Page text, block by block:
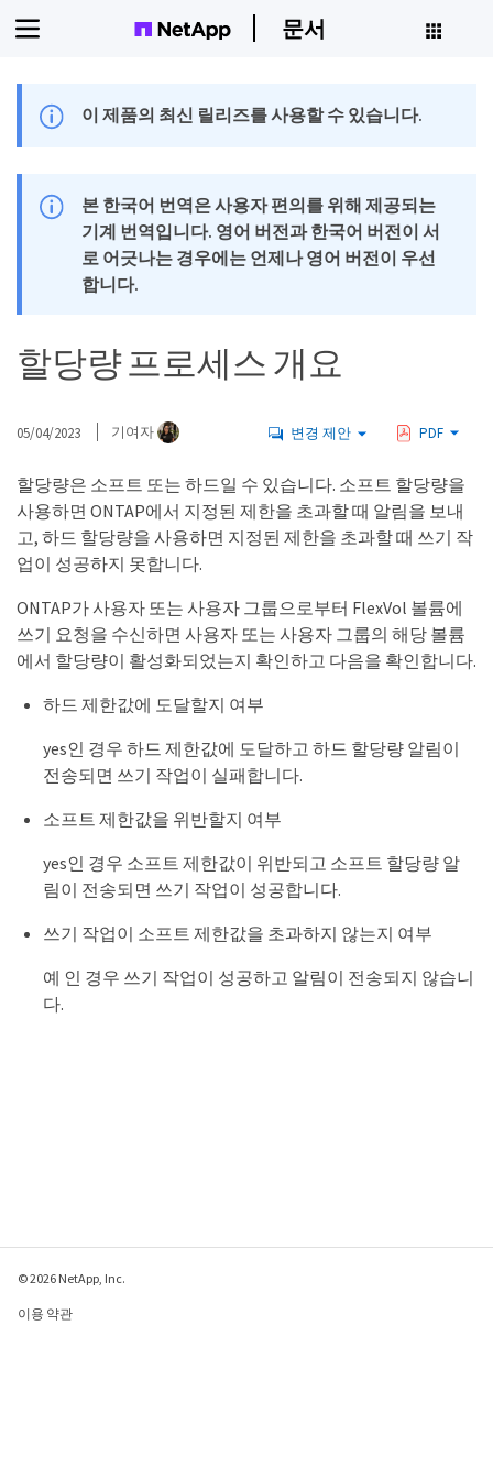
문서
이 제품의 최신 릴리즈를 사용할 수 있습니다.
본 한국어 번역은 사용자 편의를 위해 제공되는
기계 번역입니다. 영어 버전과 한국어 버전이 서
로 어긋나는 경우에는 언제나 영어 버전이 우선
합니다.
할당량 프로세스 개요
05/04/2023 기여자 변경 제안 PDF
할당량은 소프트 또는 하드일 수 있습니다. 소프트 할당량을
사용하면 ONTAP에서 지정된 제한을 초과할 때 알림을 보내
고, 하드 할당량을 사용하면 지정된 제한을 초과할 때 쓰기 작
업이 성공하지 못합니다.
ONTAP가 사용자 또는 사용자 그룹으로부터 FlexVol 볼륨에
쓰기 요청을 수신하면 사용자 또는 사용자 그룹의 해당 볼륨
에서 할당량이 활성화되었는지 확인하고 다음을 확인합니다.
하드 제한값에 도달할지 여부
yes인 경우 하드 제한값에 도달하고 하드 할당량 알림이
전송되면 쓰기 작업이 실패합니다.
소프트 제한값을 위반할지 여부
yes인 경우 소프트 제한값이 위반되고 소프트 할당량 알
림이 전송되면 쓰기 작업이 성공합니다.
쓰기 작업이 소프트 제한값을 초과하지 않는지 여부
예 인 경우 쓰기 작업이 성공하고 알림이 전송되지 않습니
다.
© 2026 NetApp, Inc.
이용 약관